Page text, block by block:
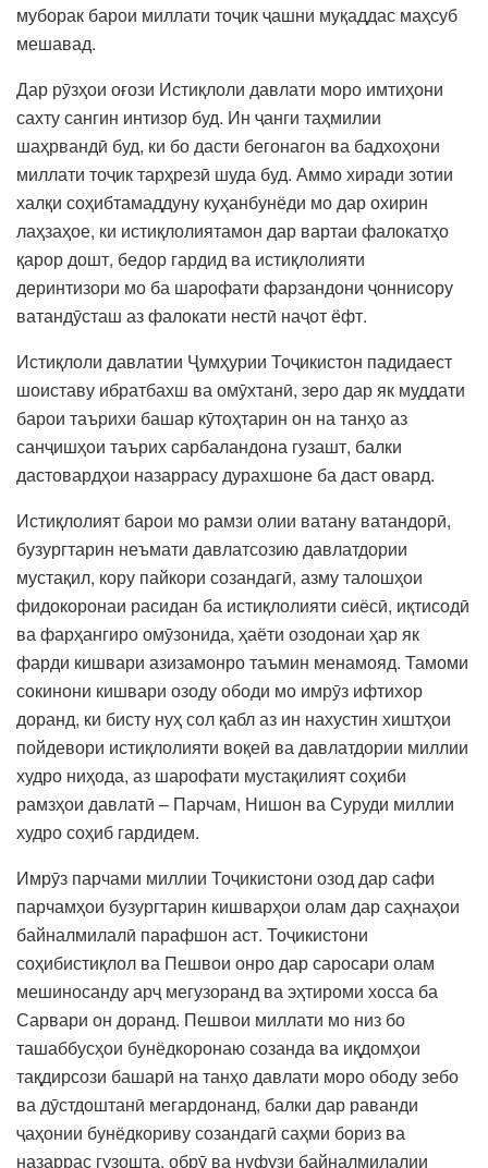
муборак барои миллати тоҷик ҷашни муқаддас маҳсуб
мешавад.
Дар рӯзҳои оғози Истиқлоли давлати моро имтиҳони
сахту сангин интизор буд. Ин ҷанги таҳмилии
шаҳрвандӣ буд, ки бо дасти бегонагон ва бадхоҳони
миллати тоҷик тарҳрезӣ шуда буд. Аммо хиради зотии
халқи соҳибтамаддуну куҳанбунёди мо дар охирин
лаҳзаҳое, ки истиқлолиятамон дар вартаи фалокатҳо
қарор дошт, бедор гардид ва истиқлолияти
деринтизори мо ба шарофати фарзандони ҷоннисору
ватандӯсташ аз фалокати нестӣ наҷот ёфт.
Истиқлоли давлатии Ҷумҳурии Тоҷикистон падидаест
шоиставу ибратбахш ва омӯхтанӣ, зеро дар як муддати
барои таърихи башар кӯтоҳтарин он на танҳо аз
санҷишҳои таърих сарбаландона гузашт, балки
дастовардҳои назаррасу дурахшоне ба даст овард.
Истиқлолият барои мо рамзи олии ватану ватандорӣ,
бузургтарин неъмати давлатсозию давлатдории
мустақил, кору пайкори созандагӣ, азму талошҳои
фидокоронаи расидан ба истиқлолияти сиёсӣ, иқтисодӣ
ва фарҳангиро омӯзонида, ҳаёти озодонаи ҳар як
фарди кишвари азизамонро таъмин менамояд. Тамоми
сокинони кишвари озоду ободи мо имрӯз ифтихор
доранд, ки бисту нуҳ сол қабл аз ин нахустин хиштҳои
пойдевори истиқлолияти воқеӣ ва давлатдории миллии
худро ниҳода, аз шарофати мустақилият соҳиби
рамзҳои давлатӣ – Парчам, Нишон ва Суруди миллии
худро соҳиб гардидем.
Имрӯз парчами миллии Тоҷикистони озод дар сафи
парчамҳои бузургтарин кишварҳои олам дар саҳнаҳои
байналмилалӣ парафшон аст. Тоҷикистони
соҳибистиқлол ва Пешвои онро дар саросари олам
мешиносанду арҷ мегузоранд ва эҳтироми хосса ба
Сарвари он доранд. Пешвои миллати мо низ бо
ташаббусҳои бунёдкоронаю созанда ва иқдомҳои
тақдирсози башарӣ на танҳо давлати моро ободу зебо
ва дӯстдоштанӣ мегардонанд, балки дар раванди
ҷаҳонии бунёдкориву созандагӣ саҳми бориз ва
назаррас гузошта, обрӯ ва нуфузи байналмилалии